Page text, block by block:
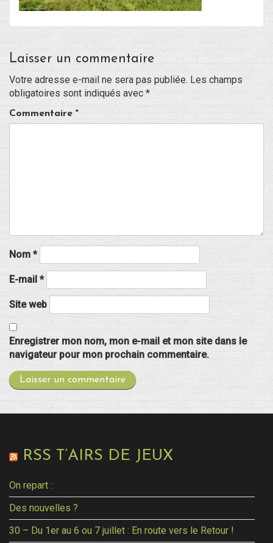
Non classé
Connexion
Flux des publications
Laisser un commentaire
Votre adresse e-mail ne sera pas publiée. Les champs
obligatoires sont indiqués avec *
Commentaire *
Nom *
E-mail *
Site web
Enregistrer mon nom, mon e-mail et mon site dans le
navigateur pour mon prochain commentaire.
RSS T’AIRS DE JEUX
On repart :
Des nouvelles ?
30 – Du 1er au 6 ou 7 juillet : En route vers le Retour !